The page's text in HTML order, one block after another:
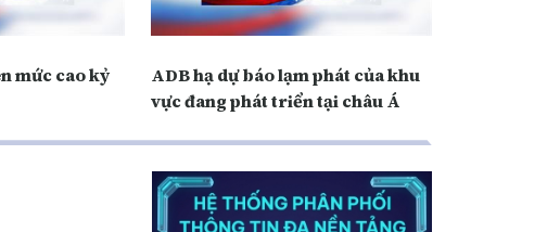
mức cao kỷ
ADB hạ dự báo lạm phát của khu
vực đang phát triển tại châu Á